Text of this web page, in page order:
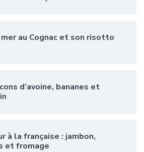
au Cognac et son risotto
d’avoine, bananes et
à la française : jambon,
et fromage